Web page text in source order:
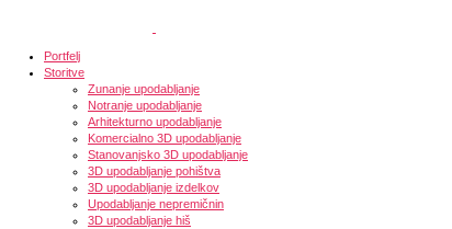
Portfelj
Storitve
Zunanje upodabljanje
Notranje upodabljanje
Arhitekturno upodabljanje
Komercialno 3D upodabljanje
Stanovanjsko 3D upodabljanje
3D upodabljanje pohištva
3D upodabljanje izdelkov
Upodabljanje nepremičnin
3D upodabljanje hiš